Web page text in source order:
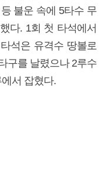
불운 속에 5타수 무
다. 1회 첫 타석에서
석은 유격수 땅볼로
구를 날렸으나 2루수
서 잡혔다.